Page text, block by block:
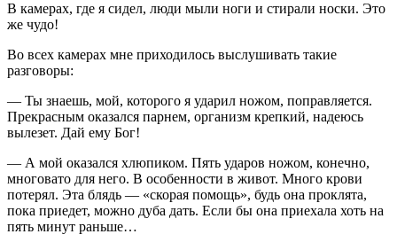
В камерах, где я сидел, люди мыли ноги и стирали носки. Это
же чудо!
Во всех камерах мне приходилось выслушивать такие
разговоры:
— Ты знаешь, мой, которого я ударил ножом, поправляется.
Прекрасным оказался парнем, организм крепкий, надеюсь
вылезет. Дай ему Бог!
— А мой оказался хлюпиком. Пять ударов ножом, конечно,
многовато для него. В особенности в живот. Много крови
потерял. Эта блядь — «скорая помощь», будь она проклята,
пока приедет, можно дуба дать. Если бы она приехала хоть на
пять минут раньше…